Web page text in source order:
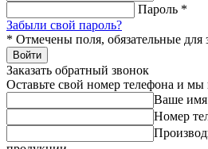
Пароль *
Забыли свой пароль?
* Отмечены поля, обязательные для
Войти
Заказать обратный звонок
Оставьте свой номер телефона и
Ваше имя
Номер